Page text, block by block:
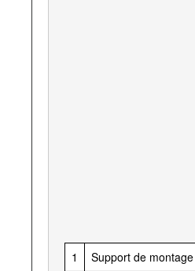
1
Support de montage